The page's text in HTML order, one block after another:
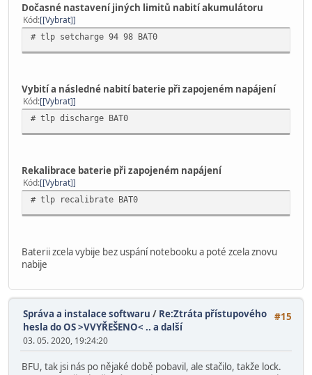
Dočasné nastavení jiných limitů nabití akumulátoru
Kód [Vybrat]
# tlp setcharge 94 98 BAT0
Vybití a následné nabití baterie při zapojeném napájení
Kód [Vybrat]
# tlp discharge BAT0
Rekalibrace baterie při zapojeném napájení
Kód [Vybrat]
# tlp recalibrate BAT0
Baterii zcela vybije bez uspání notebooku a poté zcela znovu
nabije
#15
Správa a instalace softwaru / Re:Ztráta přístupového
hesla do OS >VVYŘEŠENO< .. a další
03. 05. 2020, 19:24:20
BFU, tak jsi nás po nějaké době pobavil, ale stačilo, takže lock.